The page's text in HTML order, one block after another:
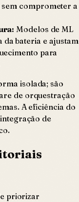
comprometer a
Modelos de ML
da bateria e ajustam
para
isolada; são
de orquestração
A eficiência do
de
priorizar